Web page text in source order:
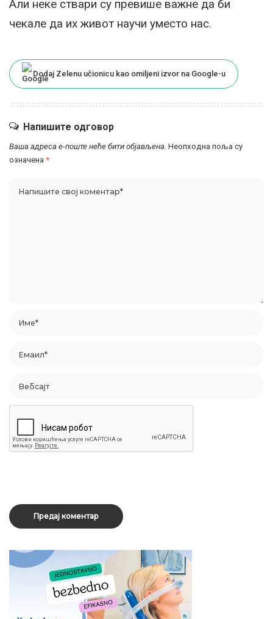
Али неке ствари су превише важне да би
чекале да их живот научи уместо нас.
Dodaj Zelenu učionicu kao omiljeni izvor na Google-u
Напишите одговор
Ваша адреса е-поште неће бити објављена. Неопходна поља су
означена *